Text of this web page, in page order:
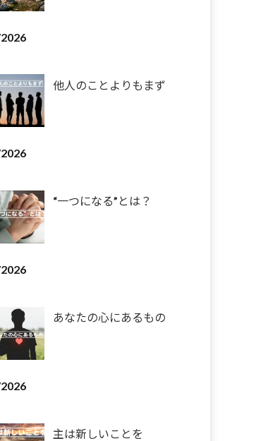
他人のことよりもまず
“一つになる”とは？
あなたの心にあるもの
主は新しいことを